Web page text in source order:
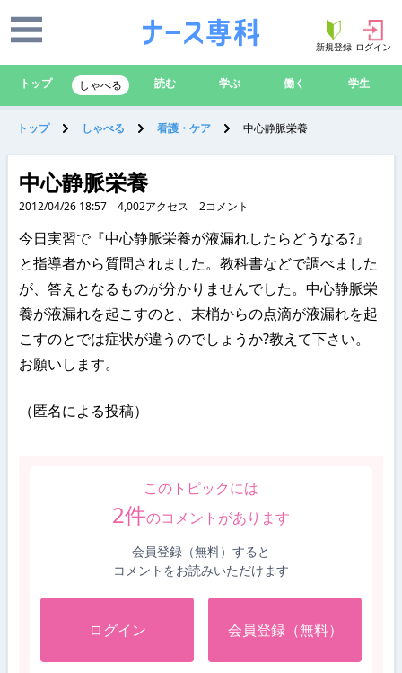
新規登録 ログイン
トップ しゃべる 読む 学ぶ 働く 学生
トップ しゃべる 看護・ケア 中心静脈栄養
中心静脈栄養
2012/04/26 18:57 4,002アクセス 2コメント
今日実習で『中心静脈栄養が液漏れしたらどうなる?』
と指導者から質問されました。教科書などで調べました
が、答えとなるものが分かりませんでした。中心静脈栄
養が液漏れを起こすのと、末梢からの点滴が液漏れを起
こすのとでは症状が違うのでしょうか?教えて下さい。
お願いします。
（匿名による投稿）
このトピックには
2件のコメントがあります
会員登録（無料）すると
コメントをお読みいただけます
ログイン 会員登録（無料）